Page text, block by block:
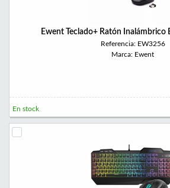
Ewent Teclado+ Ratón Inalámbrico
Referencia: EW3256
Marca: Ewent
En stock